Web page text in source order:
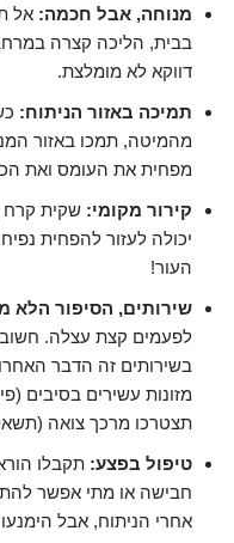
מנוחה, אבל חכמה: אל
בבית, הליכה קצרה
דווקא לא מומלצת.
תמיכה באזור הניתוח:
מהמיטה, תמכו באזור
מפחית את העומס ואת
קירור מקומי: שקית קרח
יכולה לעזור להפחית
העור!
שירותים, הסיפור הלא
לפעמים קצת עצלה. חשוב
בשירותים זה הדבר
מזונות עשירים בסיבים
תצטרכו מרכך צואה
טיפול בפצע: תקבלו
חבישה או מתי אפשר
אחרי הניתוח, אבל